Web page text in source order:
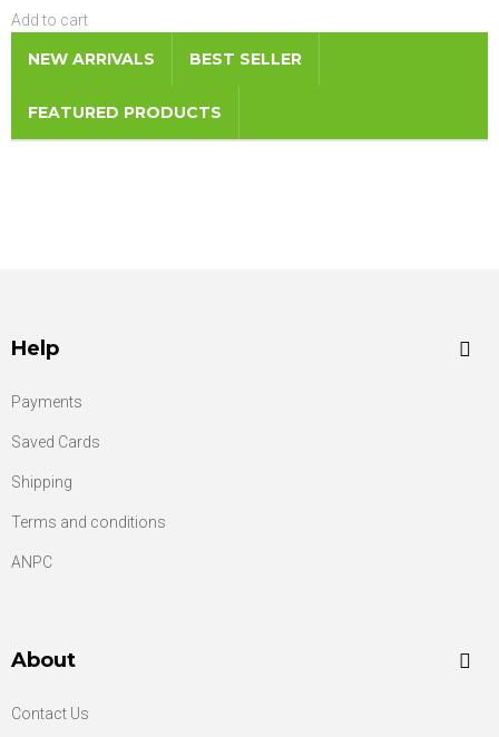
Add to cart
NEW ARRIVALS BEST SELLER
FEATURED PRODUCTS
Help
Payments
Saved Cards
Shipping
Terms and conditions
ANPC
About
Contact Us